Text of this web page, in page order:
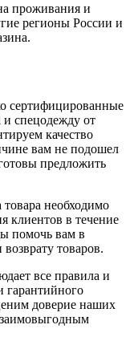
проживания и
регионы России и
сертифицированные
спецодежду от
качество
вам не подошел
предложить
необходимо
клиентов в течение
помочь вам в
товаров.
все правила и
гарантийного
доверие наших